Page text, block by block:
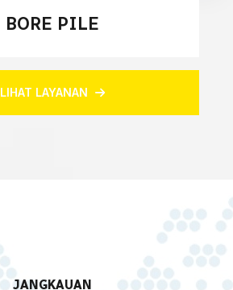
BORE PILE
LIHAT LAYANAN
JANGKAUAN